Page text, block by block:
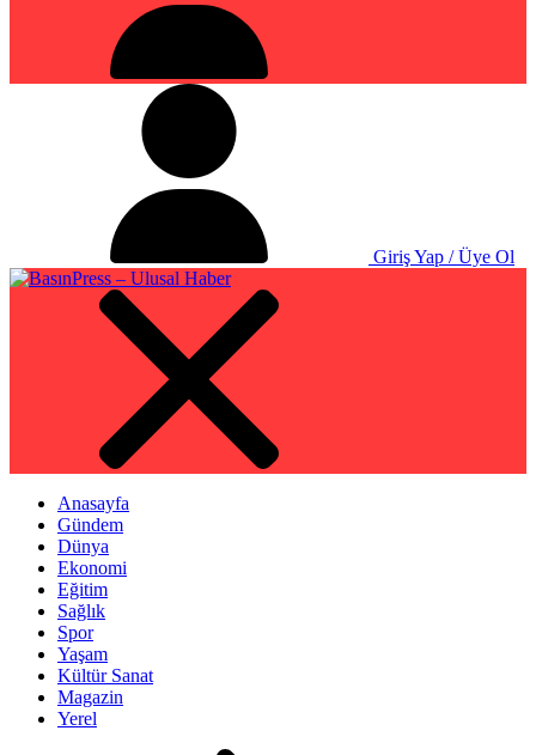
Giriş Yap / Üye Ol
Anasayfa
Gündem
Dünya
Ekonomi
Eğitim
Sağlık
Spor
Yaşam
Kültür Sanat
Magazin
Yerel